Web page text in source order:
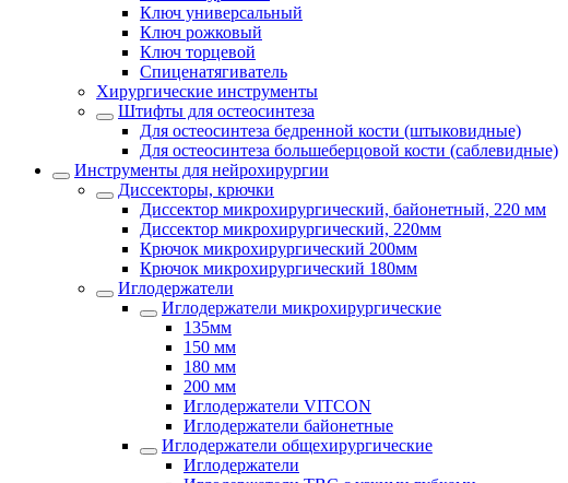
Ключ универсальный
Ключ рожковый
Ключ торцевой
Спиценатягиватель
Хирургические инструменты
Штифты для остеосинтеза
Для остеосинтеза бедренной кости (штыковидные)
Для остеосинтеза большеберцовой кости (саблевидные)
Инструменты для нейрохирургии
Диссекторы, крючки
Диссектор микрохирургический, байонетный, 220 мм
Диссектор микрохирургический, 220мм
Крючок микрохирургический 200мм
Крючок микрохирургический 180мм
Иглодержатели
Иглодержатели микрохирургические
135мм
150 мм
180 мм
200 мм
Иглодержатели VITCON
Иглодержатели байонетные
Иглодержатели общехирургические
Иглодержатели